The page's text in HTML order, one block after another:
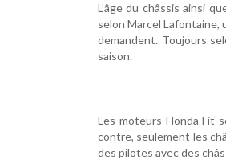
L’âge du châssis ainsi
selon Marcel Lafontaine,
demandent. Toujours
saison.
Les moteurs Honda Fit
contre, seulement les
des pilotes avec des